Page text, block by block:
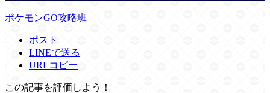
ポケモンGO攻略班
ポスト
LINEで送る
URLコピー
この記事を評価しよう！